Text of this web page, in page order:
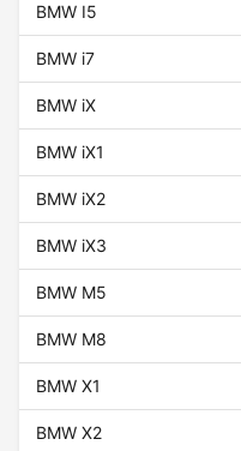
BMW I5
BMW i7
BMW iX
BMW iX1
BMW iX2
BMW iX3
BMW M5
BMW M8
BMW X1
BMW X2